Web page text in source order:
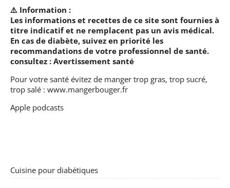
⚠️ Information :
Les informations et recettes de ce site sont fournies à
titre indicatif et ne remplacent pas un avis médical.
En cas de diabète, suivez en priorité les
recommandations de votre professionnel de santé.
consultez : Avertissement santé
Pour votre santé évitez de manger trop gras, trop sucré,
trop salé : www.mangerbouger.fr
Apple podcasts
Cuisine pour diabétiques